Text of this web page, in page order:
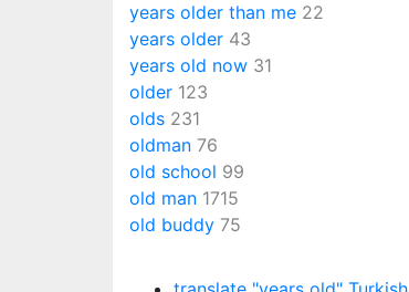
years older than me 22
years older 43
years old now 31
older 123
olds 231
oldman 76
old school 99
old man 1715
old buddy 75